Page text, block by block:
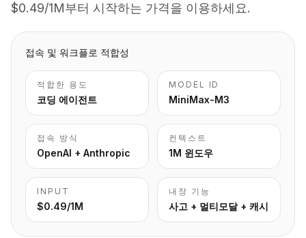
$0.49/1M부터 시작하는 가격을 이용하세요.
접속 및 워크플로 적합성
적합한 용도
코딩 에이전트
MODEL ID
MiniMax-M3
접속 방식
OpenAI + Anthropic
컨텍스트
1M 윈도우
INPUT
$0.49/1M
내장 기능
사고 + 멀티모달 + 캐시